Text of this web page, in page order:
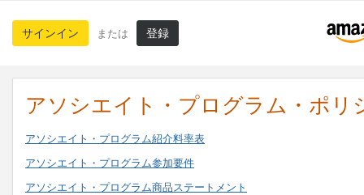
サインイン または 登録
アソシエイト・プログラム・ポリ
アソシエイト・プログラム紹介料率表
アソシエイト・プログラム参加要件
アソシエイト・プログラム商品ステートメント